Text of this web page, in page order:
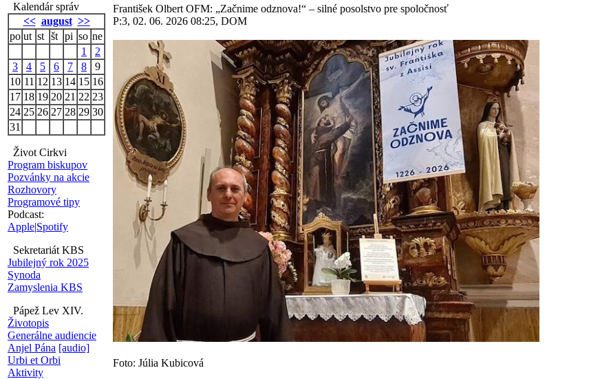
Kalendár správ
<< august >>
po ut st št pi so ne
1
2
3
4 5 6 7 8
9
10 11 12 13 14 15 16
17 18 19 20 21 22 23
24 25 26 27 28 29 30
31
Život Cirkvi
Program biskupov
Pozvánky na akcie
Rozhovory
Programové tipy
Podcast:
Apple|Spotify
Sekretariát KBS
Jubilejný rok 2025
Synoda
Zamyslenia KBS
Pápež Lev XIV.
Životopis
Generálne audiencie
Anjel Pána [audio]
Urbi et Orbi
Aktivity
František Olbert OFM: „Začnime odznova!“ – silné posolstvo pre spoločnosť
P:3, 02. 06. 2026 08:25, DOM
Foto: Júlia Kubicová